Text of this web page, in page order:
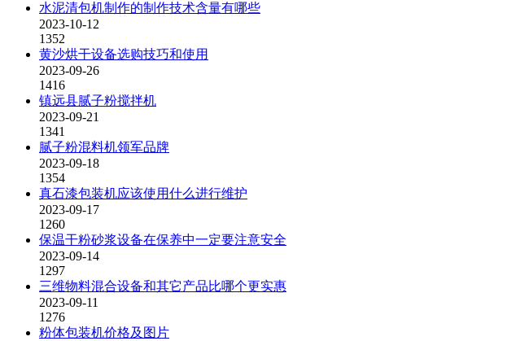
水泥清包机制作的制作技术含量有哪些
2023-10-12
1352
黄沙烘干设备选购技巧和使用
2023-09-26
1416
镇远县腻子粉搅拌机
2023-09-21
1341
腻子粉混料机领军品牌
2023-09-18
1354
真石漆包装机应该使用什么进行维护
2023-09-17
1260
保温干粉砂浆设备在保养中一定要注意安全
2023-09-14
1297
三维物料混合设备和其它产品比哪个更实惠
2023-09-11
1276
粉体包装机价格及图片